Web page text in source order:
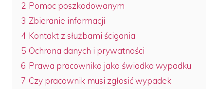
2 Pomoc poszkodowanym
3 Zbieranie informacji
4 Kontakt z służbami ścigania
5 Ochrona danych i prywatności
6 Prawa pracownika jako świadka wypadku
7 Czy pracownik musi zgłosić wypadek